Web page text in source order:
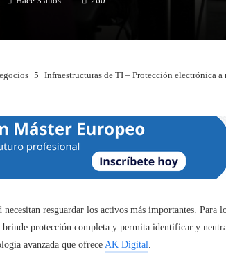
Infraestructuras de TI – Protección electrónica a
necesitan resguardar los activos más importantes. Para
brinde protección completa y permita identificar y
avanzada que ofreceAK Digital.